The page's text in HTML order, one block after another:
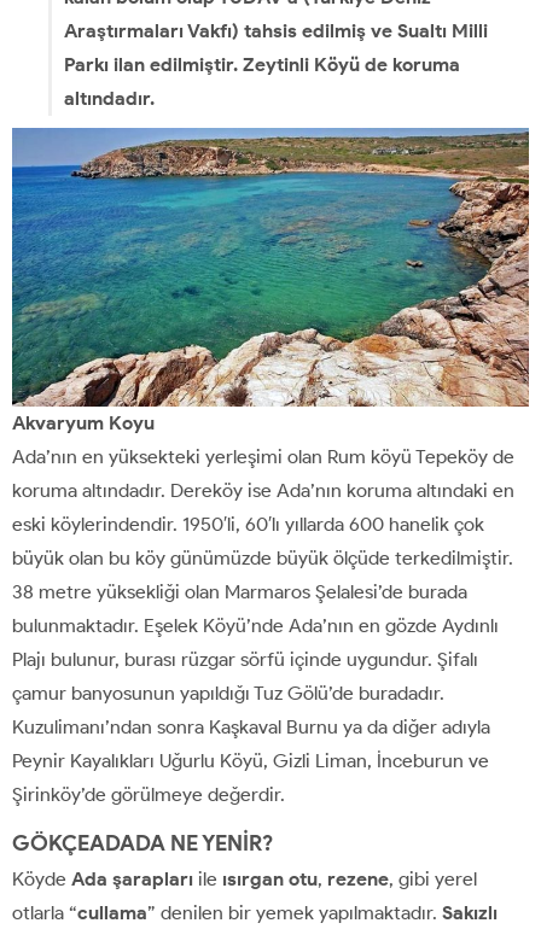
Araştırmaları Vakfı) tahsis edilmiş ve Sualtı Milli
Parkı ilan edilmiştir. Zeytinli Köyü de koruma
altındadır.
Akvaryum Koyu
Ada’nın en yüksekteki yerleşimi olan Rum köyü Tepeköy de
koruma altındadır. Dereköy ise Ada’nın koruma altındaki en
eski köylerindendir. 1950′li, 60′lı yıllarda 600 hanelik çok
büyük olan bu köy günümüzde büyük ölçüde terkedilmiştir.
38 metre yüksekliği olan Marmaros Şelalesi’de burada
bulunmaktadır. Eşelek Köyü’nde Ada’nın en gözde Aydınlı
Plajı bulunur, burası rüzgar sörfü içinde uygundur. Şifalı
çamur banyosunun yapıldığı Tuz Gölü’de buradadır.
Kuzulimanı’ndan sonra Kaşkaval Burnu ya da diğer adıyla
Peynir Kayalıkları Uğurlu Köyü, Gizli Liman, İnceburun ve
Şirinköy’de görülmeye değerdir.
GÖKÇEADADA NE YENİR?
Köyde Ada şarapları ile ısırgan otu, rezene, gibi yerel
otlarla “cullama” denilen bir yemek yapılmaktadır. Sakızlı